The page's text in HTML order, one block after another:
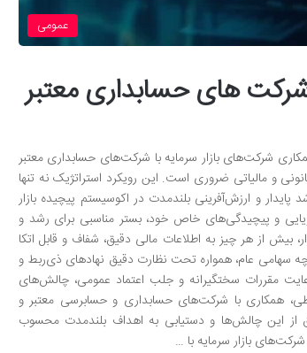
عمومی
شرکت های حسابداری معتبر
شرکت‌های بازار سرمایه با شرکت‌های حسابداری معتبر
و مالیاتی ضروری است. این رویکرد استراتژیک نه تنها
و ارزش‌آفرینی بلندمدت در اکوسیستم پیچیده بازار
و پیچیدگی‌های خاص خود، بستر مناسبی برای رشد و
بیش از هر چیز به اطلاعات مالی دقیق، شفاف و قابل اتکا
سهامی عام، همواره تحت نظارت دقیق نهادهای ذی‌ربط و
مقررات سختگیرانه و جلب اعتماد عمومی، چالش‌های
همکاری با شرکت‌های حسابداری و حسابرسی معتبر و
از این چالش‌ها و دستیابی به اهداف بلندمدت محسوب
بازار سرمایه با …